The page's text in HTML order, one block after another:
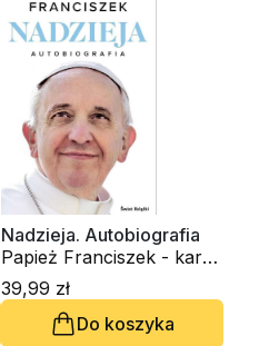
Nadzieja. Autobiografia
Papież Franciszek - kard.
Jorge Mario Bergoglio
39,99 zł
Do koszyka